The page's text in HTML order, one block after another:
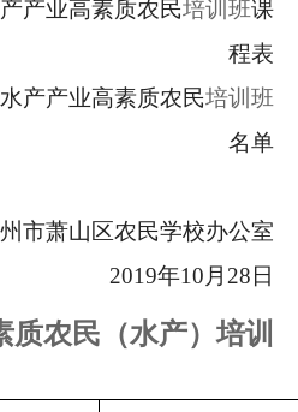
产业高素质农民培训班课
程表
产产业高素质农民培训班
名单
市萧山区农民学校办公室
2019年10月 28 日
质农民（水产）培训